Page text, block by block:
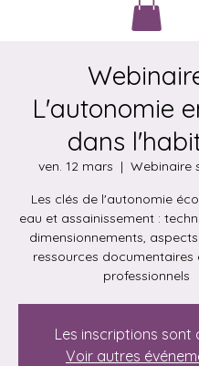
L'autonomie
dans
ven. 12 mars
  |
Webinaire
Les clés de l'autonomie
eau et assainissement :
dimensionnements,
ressources documentaires
professionnels
Les inscriptions sont
Voir autres